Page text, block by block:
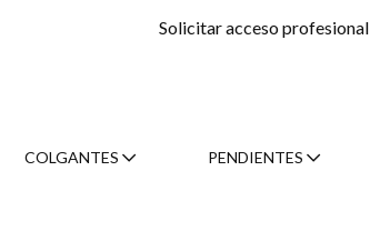
Solicitar acceso profesional
COLGANTES PENDIENTES